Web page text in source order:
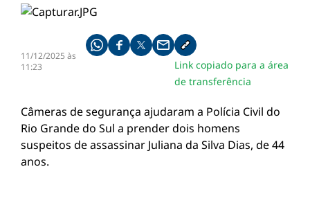
11/12/2025 às
11:23
Compartilhe pelo whatsapp
Compartilhar no facebook
Compartilhar no twitter
Compartilhe pelo email
Copiar link da notícia
Link copiado para a área
de transferência
Câmeras de segurança ajudaram a Polícia Civil do
Rio Grande do Sul a prender dois homens
suspeitos de assassinar Juliana da Silva Dias, de 44
anos.